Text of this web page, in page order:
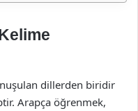
dillerden biridir
Arapça öğrenmek,